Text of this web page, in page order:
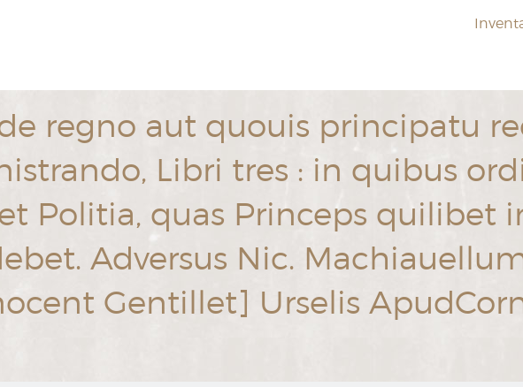
regno aut quouis principatu
Libri tres : in quibus
Politia, quas Princeps quilibet
Adversus Nic.
Gentillet] Urselis